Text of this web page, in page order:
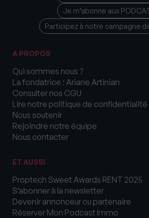
Je m’abonne aux
Participez à notre campagne
A PROPOS
Qui sommes nous ?
La fondatrice : Ariane Artinian
Consulter nos CGU
Lire notre politique de confidentialité
Nous soutenir
Rejoindre notre équipe
Nous contacter
ET AUSSI
Proptech Sweet Awards RENT 2025
S’abonner à la newsletter
Devenir annonceur ou partenaire
Réserver Mon Podcast Immo